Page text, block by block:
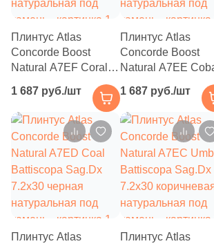
33x150 ( 49)
33х33 (5 )
33x66.5 ( 6)
33x160 (320)
33х60 (24)
33.3x46 (2)
Плинтус Atlas
Concorde Boost
Natural A7EF Coral
Battiscopa Sag.Dx
7.2x30 коричневая
натуральная под
1 687 руб./шт
Плинтус Atlas
Concorde Boost
Natural A7EE
Battiscopa Sag.Dx
7.2x30 синяя
натуральная под
1 687 руб./шт
Плинтус Atlas Плинтус Atlas